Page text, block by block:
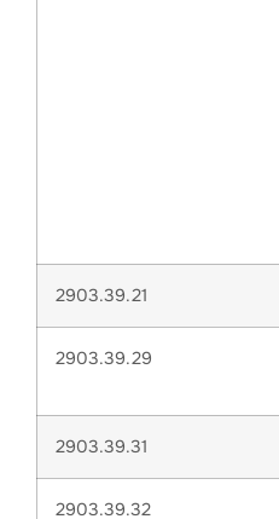
2903.39.21
2903.39.29
2903.39.31
2903.39.32